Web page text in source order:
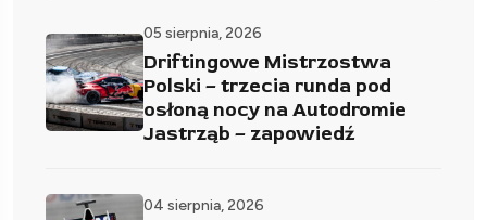
05 sierpnia, 2026
Driftingowe Mistrzostwa
Polski – trzecia runda pod
osłoną nocy na Autodromie
Jastrząb – zapowiedź
04 sierpnia, 2026